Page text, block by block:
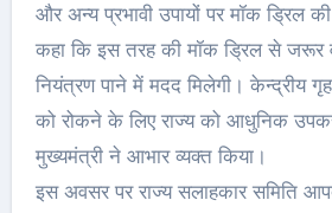
और अन्य प्रभावी उपायों पर मॉक ड्रिल
कहा कि इस तरह की मॉक ड्रिल से जरूर
नियंत्रण पाने में मदद मिलेगी। केन्द्रीय गृह
को रोकने के लिए राज्य को आधुनिक
मुख्यमंत्री ने आभार व्यक्त किया।
इस अवसर पर राज्य सलाहकार समिति